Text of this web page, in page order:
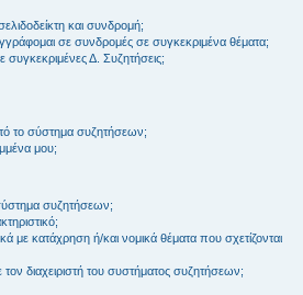
και συνδρομή;
σε συνδρομές σε συγκεκριμένα θέματα;
Δ. Συζητήσεις;
το σύστημα συζητήσεων;
μου;
συζητήσεων;
με κατάχρηση ή/και νομικά θέματα που σχετίζονται
διαχειριστή του συστήματος συζητήσεων;